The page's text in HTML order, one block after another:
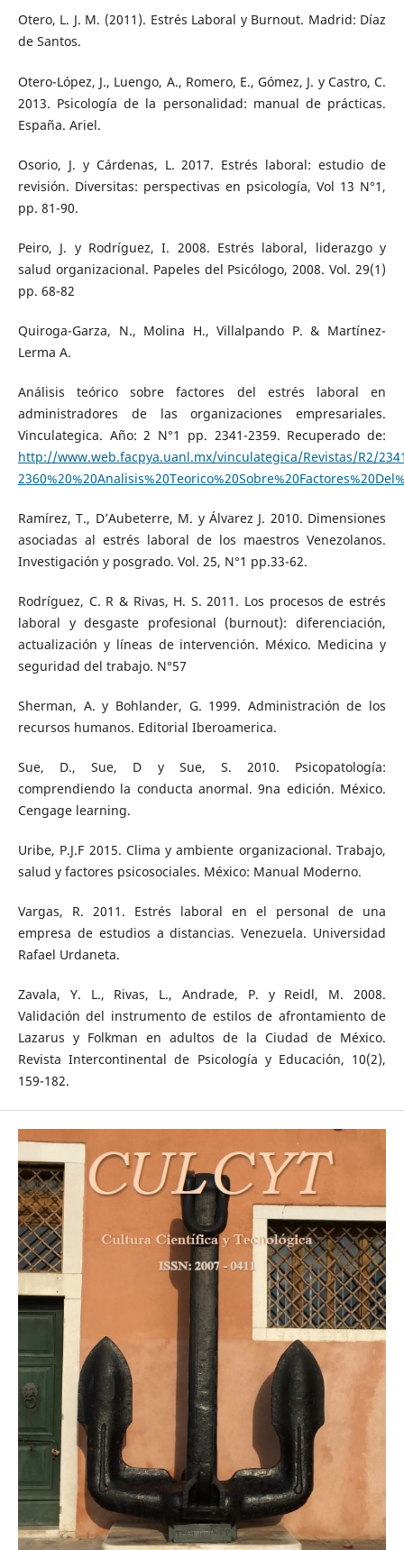
Otero, L. J. M. (2011). Estrés Laboral y Burnout. Madrid: Díaz
de Santos.
Otero-López, J., Luengo, A., Romero, E., Gómez, J. y Castro, C.
2013. Psicología de la personalidad: manual de prácticas.
España. Ariel.
Osorio, J. y Cárdenas, L. 2017. Estrés laboral: estudio de
revisión. Diversitas: perspectivas en psicología, Vol 13 N°1,
pp. 81-90.
Peiro, J. y Rodríguez, I. 2008. Estrés laboral, liderazgo y
salud organizacional. Papeles del Psicólogo, 2008. Vol. 29(1)
pp. 68-82
Quiroga-Garza, N., Molina H., Villalpando P. & Martínez-
Lerma A.
Análisis teórico sobre factores del estrés laboral en
administradores de las organizaciones empresariales.
Vinculategica. Año: 2 N°1 pp. 2341-2359. Recuperado de:
http://www.web.facpya.uanl.mx/vinculategica/Revistas/R2/
Ramírez, T., D’Aubeterre, M. y Álvarez J. 2010. Dimensiones
asociadas al estrés laboral de los maestros Venezolanos.
Investigación y posgrado. Vol. 25, N°1 pp.33-62.
Rodríguez, C. R & Rivas, H. S. 2011. Los procesos de estrés
laboral y desgaste profesional (burnout): diferenciación,
actualización y líneas de intervención. México. Medicina y
seguridad del trabajo. N°57
Sherman, A. y Bohlander, G. 1999. Administración de los
recursos humanos. Editorial Iberoamerica.
Sue, D., Sue, D y Sue, S. 2010. Psicopatología:
comprendiendo la conducta anormal. 9na edición. México.
Cengage learning.
Uribe, P.J.F 2015. Clima y ambiente organizacional. Trabajo,
salud y factores psicosociales. México: Manual Moderno.
Vargas, R. 2011. Estrés laboral en el personal de una
empresa de estudios a distancias. Venezuela. Universidad
Rafael Urdaneta.
Zavala, Y. L., Rivas, L., Andrade, P. y Reidl, M. 2008.
Validación del instrumento de estilos de afrontamiento de
Lazarus y Folkman en adultos de la Ciudad de México.
Revista Intercontinental de Psicología y Educación, 10(2),
159-182.